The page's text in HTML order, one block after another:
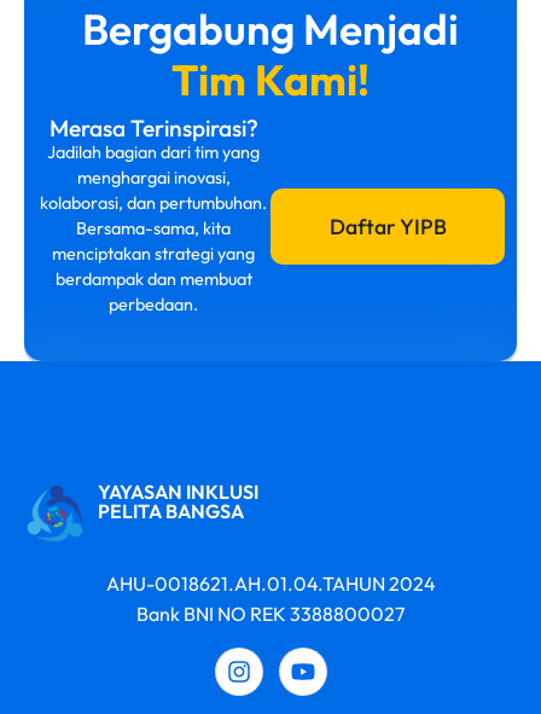
Bergabung Menjadi
Tim Kami!
Merasa Terinspirasi?
Jadilah bagian dari tim yang
menghargai inovasi,
kolaborasi, dan pertumbuhan.
Bersama-sama, kita
menciptakan strategi yang
berdampak dan membuat
perbedaan.
Daftar YIPB
YAYASAN INKLUSI
PELITA BANGSA
AHU-0018621.AH.01.04.TAHUN 2024
Bank BNI NO REK 3388800027